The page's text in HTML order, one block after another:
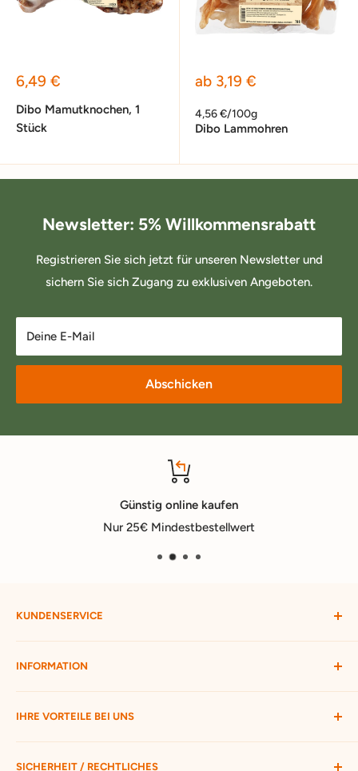
Sonderpreis
6,49 €
Dibo Mamutknochen, 1
Stück
Sonderpreis
ab 3,19 €
4,56 €/100g
Dibo Lammohren
Newsletter: 5% Willkommensrabatt
Registrieren Sie sich jetzt für unseren Newsletter und
sichern Sie sich Zugang zu exklusiven Angeboten.
Deine E-Mail
Abschicken
Günstig online kaufen
Nur 25€ Mindestbestellwert
KUNDENSERVICE
Mein Konto
Widerruf starten
Bestellung verfolgen
Passwort vergessen
Kontakt
INFORMATION
Versandbedingungen
Ratgeber
Hofmax stellt sich vor
IHRE VORTEILE BEI UNS
ca. 3.500 Produkte zur Auswahl
SICHERHEIT / RECHTLICHES